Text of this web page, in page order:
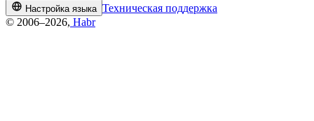
Настройка языка Техническая поддержка
© 2006–2026, Habr